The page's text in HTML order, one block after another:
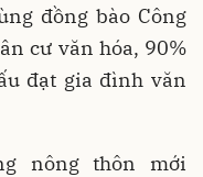
đồng bào Công
cư văn hóa, 90%
đạt gia đình văn
nông thôn mới